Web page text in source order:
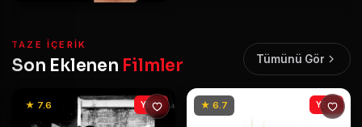
TAZE IÇERIK
Son Eklenen Filmler Tümünü Gör
★ 7.6 YENİ ★ 6.7 YENİ